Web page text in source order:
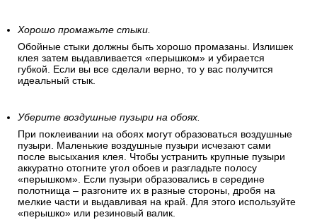
Хорошо промажьте стыки.
Обойные стыки должны быть хорошо промазаны. Излишек
клея затем выдавливается «перышком» и убирается
губкой. Если вы все сделали верно, то у вас получится
идеальный стык.
Уберите воздушные пузыри на обоях.
При поклеивании на обоях могут образоваться воздушные
пузыри. Маленькие воздушные пузыри исчезают сами
после высыхания клея. Чтобы устранить крупные пузыри
аккуратно отогните угол обоев и разгладьте полосу
«перышком». Если пузыри образовались в середине
полотнища – разгоните их в разные стороны, дробя на
мелкие части и выдавливая на край. Для этого используйте
«перышко» или резиновый валик.